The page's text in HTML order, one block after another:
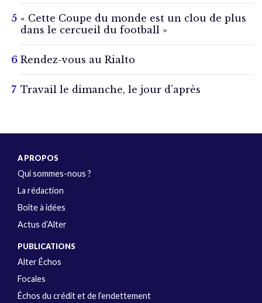
« Cette Coupe du monde est un clou de plus
dans le cercueil du football »
Rendez-vous au Rialto
Travail le dimanche, le jour d’après
A PROPOS
Qui sommes-nous ?
La rédaction
Boîte à idées
Actus d’Alter
PUBLICATIONS
Alter Échos
Focales
Échos du crédit et de l’endettement